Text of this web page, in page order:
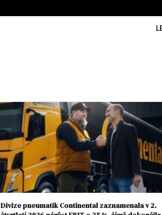
Divize pneumatik Continental zaznamenala v 2.